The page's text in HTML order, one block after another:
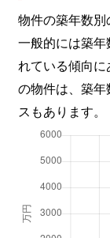
物件の築年数別
一般的には築
れている傾向
の物件は、築
スもあります。